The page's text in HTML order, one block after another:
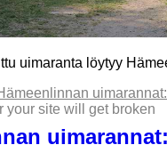
uimaranta löytyy
your site will get broken